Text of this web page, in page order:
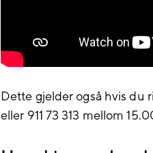
Dette gjelder også hvis du
eller 911 73 313 mellom